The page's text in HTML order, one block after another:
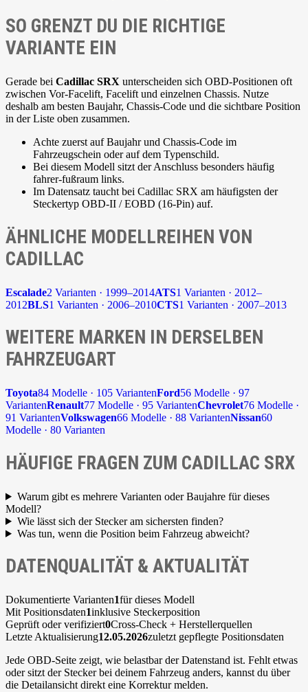
SO GRENZT DU DIE RICHTIGE
VARIANTE EIN
Gerade bei Cadillac SRX unterscheiden sich OBD-Positionen oft
zwischen Vor-Facelift, Facelift und einzelnen Chassis. Nutze
deshalb am besten Baujahr, Chassis-Code und die sichtbare Position
in der Liste oben zusammen.
Achte zuerst auf Baujahr und Chassis-Code im
Fahrzeugschein oder auf dem Typenschild.
Bei diesem Modell sitzt der Anschluss besonders häufig
fahrer-fußraum links.
Im Datensatz taucht bei Cadillac SRX am häufigsten der
Steckertyp OBD-II / EOBD (16-Pin) auf.
ÄHNLICHE MODELLREIHEN VON
CADILLAC
Escalade2 Varianten · 1999–2014ATS1 Varianten · 2012–
2012BLS1 Varianten · 2006–2010CTS1 Varianten · 2007–2013
WEITERE MARKEN IN DERSELBEN
FAHRZEUGART
Toyota84 Modelle · 105 VariantenFord56 Modelle · 97
VariantenRenault77 Modelle · 95 VariantenChevrolet76 Modelle ·
91 VariantenVolkswagen66 Modelle · 88 VariantenNissan60
Modelle · 80 Varianten
HÄUFIGE FRAGEN ZUM CADILLAC SRX
Warum gibt es mehrere Varianten oder Baujahre für dieses
Modell?
Wie lässt sich der Stecker am sichersten finden?
Was tun, wenn die Position beim Fahrzeug abweicht?
DATENQUALITÄT & AKTUALITÄT
Dokumentierte Varianten1für dieses Modell
Mit Positionsdaten1inklusive Steckerposition
Geprüft oder verifiziert0Cross-Check + Herstellerquellen
Letzte Aktualisierung12.05.2026zuletzt gepflegte Positionsdaten
Jede OBD-Seite zeigt, wie belastbar der Datenstand ist. Fehlt etwas
oder sitzt der Stecker bei deinem Fahrzeug anders, kannst du über
die Detailansicht direkt eine Korrektur melden.